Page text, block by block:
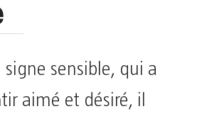
signe sensible, qui a
aimé et désiré, il